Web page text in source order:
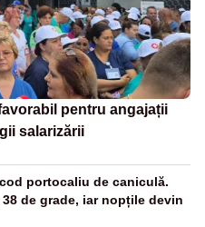
pentru angajații
salarizării
portocaliu de caniculă.
de grade, iar nopțile devin